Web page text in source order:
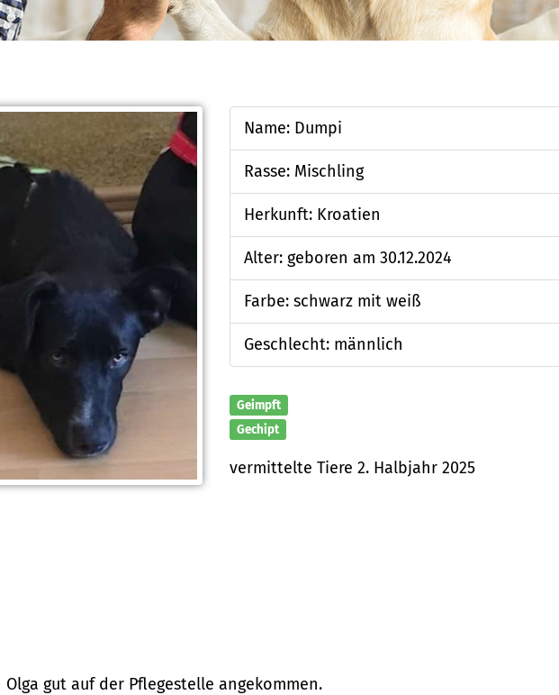
Name: Dumpi
Rasse: Mischling
Herkunft: Kroatien
Alter: geboren am 30.12.2024
Farbe: schwarz mit weiß
Geschlecht: männlich
Geimpft
Gechipt
vermittelte Tiere 2. Halbjahr 2025
gut auf der Pflegestelle angekommen.